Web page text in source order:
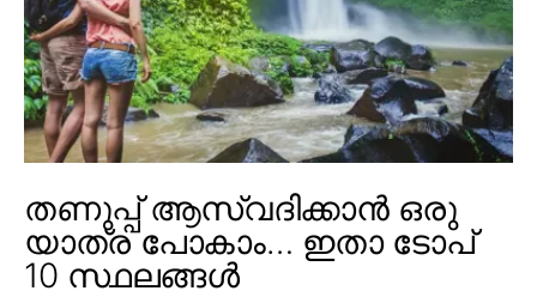
തണുപ്പ് ആസ്വദിക്കാൻ ഒരു
യാത്ര പോകാം… ഇതാ ടോപ്
10 സ്ഥലങ്ങൾ